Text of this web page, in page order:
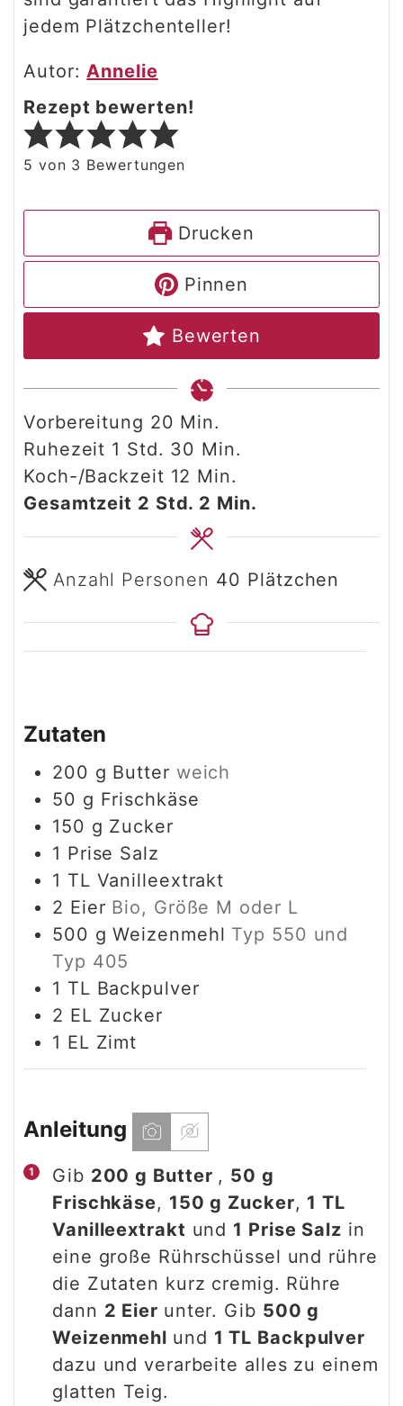
jedem Plätzchenteller!
Autor: Annelie
Rezept bewerten!
5 von 3 Bewertungen
Drucken
Pinnen
Bewerten
Vorbereitung 20 Minuten
Min.
Ruhezeit 1 Stunde
Std. 30 Minuten
Min.
Koch-/Backzeit 12 Minuten
Min.
Gesamtzeit 2 Stunden
Std. 2 Minuten
Min.
Anzahl Personen 40 Plätzchen
Zutaten
200 g Butter weich
50 g Frischkäse
150 g Zucker
1 Prise Salz
1 TL Vanilleextrakt
2 Eier Bio, Größe M oder L
500 g Weizenmehl Typ 550 und
Typ 405
1 TL Backpulver
2 EL Zucker
1 EL Zimt
Anleitung
Gib 200 g Butter , 50 g
Frischkäse, 150 g Zucker, 1 TL
Vanilleextrakt und 1 Prise Salz in
eine große Rührschüssel und rühre
die Zutaten kurz cremig. Rühre
dann 2 Eier unter. Gib 500 g
Weizenmehl und 1 TL Backpulver
dazu und verarbeite alles zu einem
glatten Teig.